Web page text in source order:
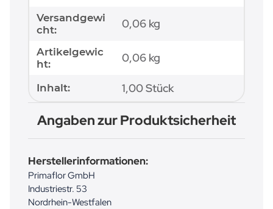
Versandgewi
cht:
0,06 kg
Artikelgewic
ht:
0,06 kg
Inhalt: 1,00 Stück
Angaben zur Produktsicherheit
Herstellerinformationen:
Primaflor GmbH
Industriestr. 53
Nordrhein-Westfalen